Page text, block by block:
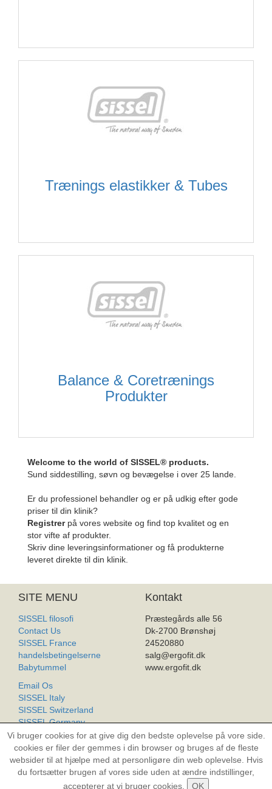
Vi bruger cookies for at give dig den bedste oplevelse på vore side.
cookies er filer der gemmes i din browser og bruges af de fleste
websider til at hjælpe med at personligøre din web oplevelse. Hvis
du fortsætter brugen af vores side uden at ændre indstillinger,
accepterer at vi bruger cookies.
OK
Trænings elastikker & Tubes
Balance & Coretrænings
Produkter
Welcome to the world of SISSEL® products.
Sund siddestilling, søvn og bevægelse i over 25 lande.
Er du professionel behandler og er på udkig efter gode
priser til din klinik?
Registrerpå vores website og find top kvalitet og en
stor vifte af produkter.
Skriv dine leveringsinformationer og få produkterne
leveret direkte til din klinik.
SITE MENU
SISSEL filosofi
Contact Us
SISSEL France
handelsbetingelserne
Babytummel
Email Os
SISSEL Italy
SISSEL Switzerland
SISSEL Germany
SISSEL Worldwide
Produkt Liste
Kontakt
Præstegårds alle 56
Dk-2700 Brønshøj
24520880
salg@ergofit.dk
www.ergofit.dk
All rights reserved. Copyright © 2004-2026 Sissel.com